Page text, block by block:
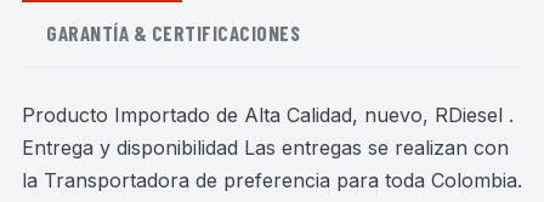
GARANTÍA & CERTIFICACIONES
Producto Importado de Alta Calidad, nuevo, RDiesel .
Entrega y disponibilidad Las entregas se realizan con
la Transportadora de preferencia para toda Colombia.